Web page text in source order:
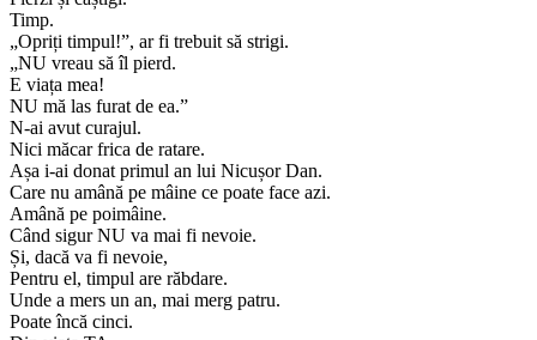
Timp.
„Opriți timpul!”, ar fi trebuit să strigi.
„NU vreau să îl pierd.
E viața mea!
NU mă las furat de ea.”
N-ai avut curajul.
Nici măcar frica de ratare.
Așa i-ai donat primul an lui Nicușor Dan.
Care nu amână pe mâine ce poate face azi.
Amână pe poimâine.
Când sigur NU va mai fi nevoie.
Și, dacă va fi nevoie,
Pentru el, timpul are răbdare.
Unde a mers un an, mai merg patru.
Poate încă cinci.